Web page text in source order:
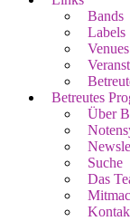
Bands
Labels
Venues
Betreutes
Über
Suche
Das